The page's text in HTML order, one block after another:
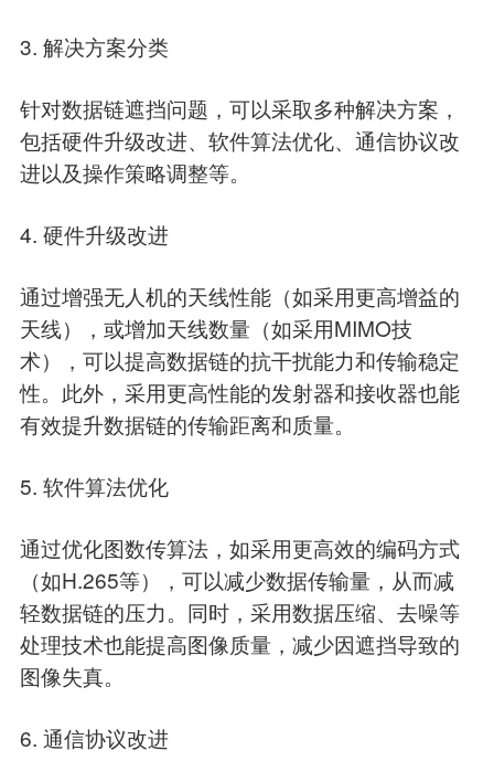
3. 解决方案分类
针对数据链遮挡问题，可以采取多种解决方案，
包括硬件升级改进、软件算法优化、通信协议改
进以及操作策略调整等。
4. 硬件升级改进
通过增强无人机的天线性能（如采用更高增益的
天线），或增加天线数量（如采用MIMO技
术），可以提高数据链的抗干扰能力和传输稳定
性。此外，采用更高性能的发射器和接收器也能
有效提升数据链的传输距离和质量。
5. 软件算法优化
通过优化图数传算法，如采用更高效的编码方式
（如H.265等），可以减少数据传输量，从而减
轻数据链的压力。同时，采用数据压缩、去噪等
处理技术也能提高图像质量，减少因遮挡导致的
图像失真。
6. 通信协议改进